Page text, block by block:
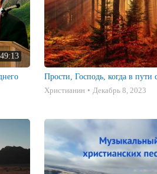
49:13
Прости, Господь, когда в пути
Христианин
Декабрь 8, 2023